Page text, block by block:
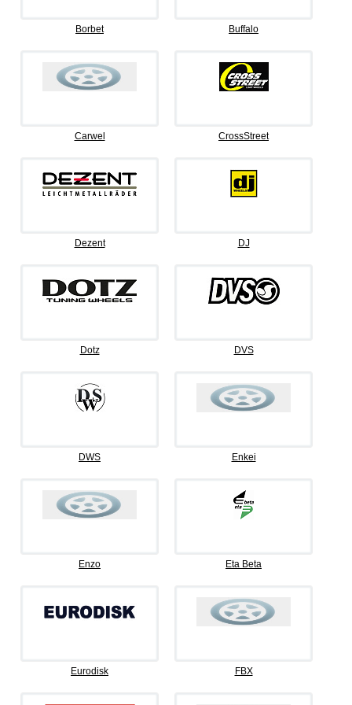
Borbet Buffalo
Carwel CrossStreet
Dezent DJ
Dotz DVS
DWS Enkei
Enzo Eta Beta
Eurodisk FBX